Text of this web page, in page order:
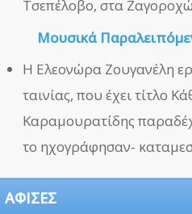
Τσεπέλοβο, στα
Μουσικά
Η Ελεονώρα Ζουγανέλη
ταινίας, που έχει τίτλο
Καραμουρατίδης
το ηχογράφησαν-
ΑΦΙΣΕΣ